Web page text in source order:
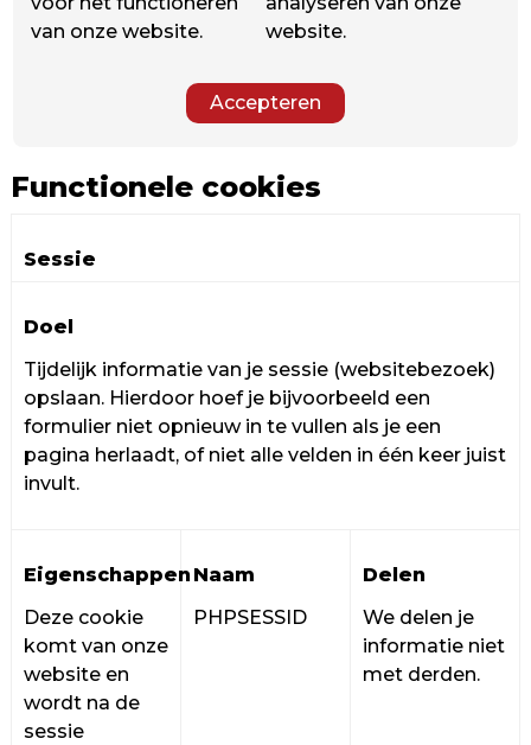
van onze website.
website.
Accepteren
Functionele cookies
Sessie
Doel
Tijdelijk informatie van je sessie (websitebezoek)
opslaan. Hierdoor hoef je bijvoorbeeld een
formulier niet opnieuw in te vullen als je een
pagina herlaadt, of niet alle velden in één keer juist
invult.
Eigenschappen
Deze cookie
komt van onze
website en
wordt na de
sessie
Naam
PHPSESSID
Delen
We delen je
informatie niet
met derden.